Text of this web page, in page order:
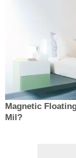
Magnetic
Mil?